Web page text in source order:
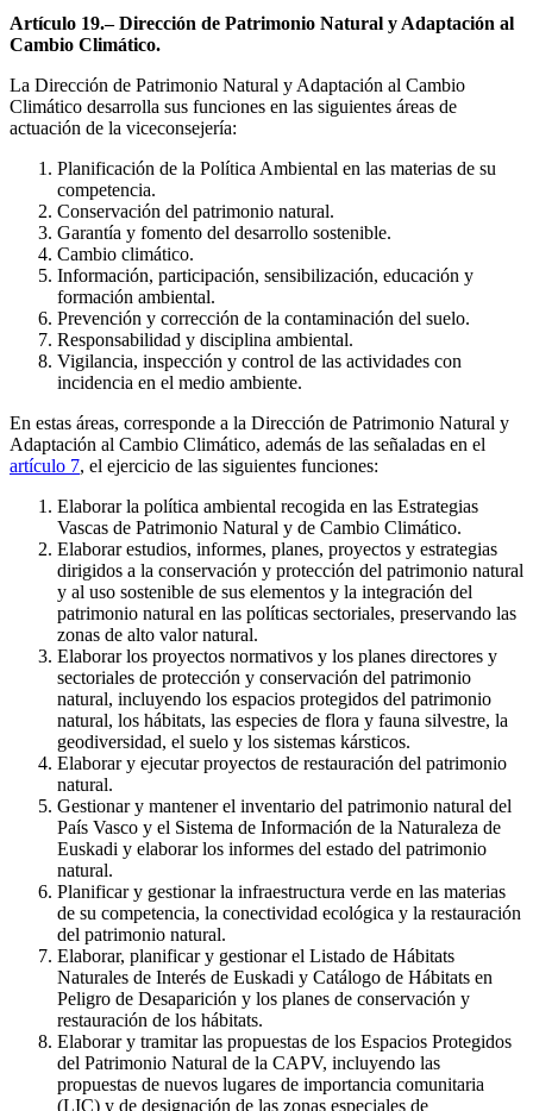
Artículo 19.– Dirección de Patrimonio Natural y Adaptación al
Cambio Climático.
La Dirección de Patrimonio Natural y Adaptación al Cambio
Climático desarrolla sus funciones en las siguientes áreas de
actuación de la viceconsejería:
Planificación de la Política Ambiental en las materias de su
competencia.
Conservación del patrimonio natural.
Garantía y fomento del desarrollo sostenible.
Cambio climático.
Información, participación, sensibilización, educación y
formación ambiental.
Prevención y corrección de la contaminación del suelo.
Responsabilidad y disciplina ambiental.
Vigilancia, inspección y control de las actividades con
incidencia en el medio ambiente.
En estas áreas, corresponde a la Dirección de Patrimonio Natural y
Adaptación al Cambio Climático, además de las señaladas en el
artículo 7, el ejercicio de las siguientes funciones:
Elaborar la política ambiental recogida en las Estrategias
Vascas de Patrimonio Natural y de Cambio Climático.
Elaborar estudios, informes, planes, proyectos y estrategias
dirigidos a la conservación y protección del patrimonio natural
y al uso sostenible de sus elementos y la integración del
patrimonio natural en las políticas sectoriales, preservando las
zonas de alto valor natural.
Elaborar los proyectos normativos y los planes directores y
sectoriales de protección y conservación del patrimonio
natural, incluyendo los espacios protegidos del patrimonio
natural, los hábitats, las especies de flora y fauna silvestre, la
geodiversidad, el suelo y los sistemas kársticos.
Elaborar y ejecutar proyectos de restauración del patrimonio
natural.
Gestionar y mantener el inventario del patrimonio natural del
País Vasco y el Sistema de Información de la Naturaleza de
Euskadi y elaborar los informes del estado del patrimonio
natural.
Planificar y gestionar la infraestructura verde en las materias
de su competencia, la conectividad ecológica y la restauración
del patrimonio natural.
Elaborar, planificar y gestionar el Listado de Hábitats
Naturales de Interés de Euskadi y Catálogo de Hábitats en
Peligro de Desaparición y los planes de conservación y
restauración de los hábitats.
Elaborar y tramitar las propuestas de los Espacios Protegidos
del Patrimonio Natural de la CAPV, incluyendo las
propuestas de nuevos lugares de importancia comunitaria
(LIC) y de designación de las zonas especiales de